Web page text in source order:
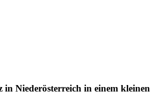
Niederösterreich in einem kleinen